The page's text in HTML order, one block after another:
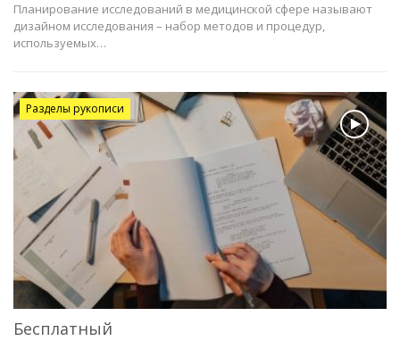
Планирование исследований в медицинской сфере называют
дизайном исследования – набор методов и процедур,
используемых…
Разделы рукописи
Бесплатный